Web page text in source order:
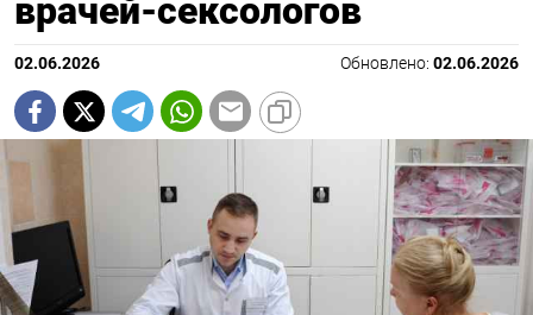
врачей-сексологов
02.06.2026 Обновлено: 02.06.2026